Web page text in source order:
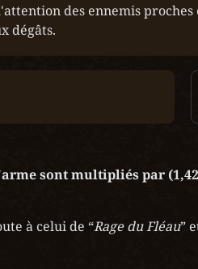
des ennemis
dégâts.
sont multipliés par (1,42
à celui de “Rage du Fléau”